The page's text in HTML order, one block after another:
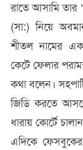
রাতে আসামি তার
(সা:) নিয়ে
শীতল নামের
কেটে ফেলার
কথা বলেন।
জিডি করতে
ধারায় কোর্টে
এদিকে